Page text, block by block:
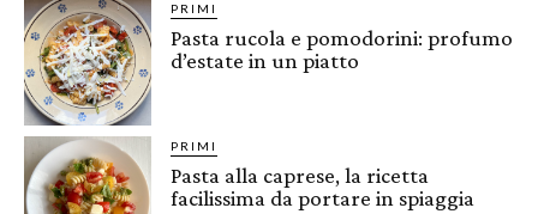
PRIMI
Pasta rucola e pomodorini: profumo
d’estate in un piatto
PRIMI
Pasta alla caprese, la ricetta
facilissima da portare in spiaggia